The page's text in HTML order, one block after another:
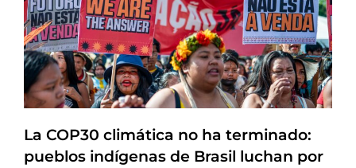
La COP30 climática no ha terminado:
pueblos indígenas de Brasil luchan por